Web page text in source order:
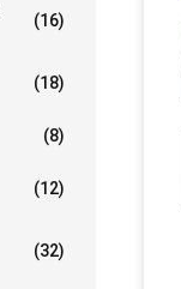
(16)
(18)
(8)
(12)
(32)